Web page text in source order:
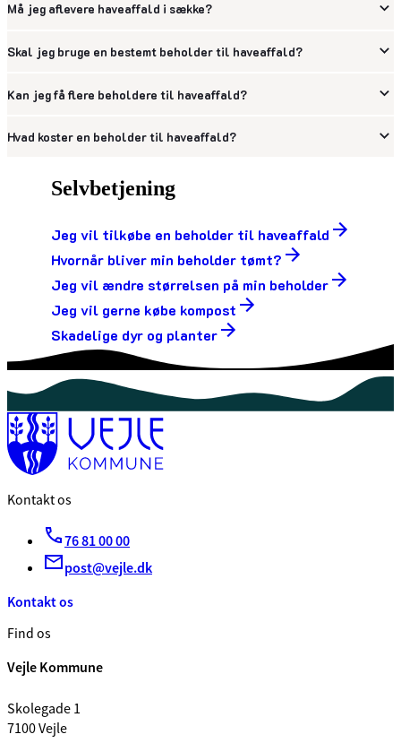
Må jeg aflevere haveaffald i sække?
Skal jeg bruge en bestemt beholder til haveaffald?
Kan jeg få flere beholdere til haveaffald?
Hvad koster en beholder til haveaffald?
Selvbetjening
Jeg vil tilkøbe en beholder til haveaffald
Hvornår bliver min beholder tømt?
Jeg vil ændre størrelsen på min beholder
Jeg vil gerne købe kompost
Skadelige dyr og planter
Kontakt os
76 81 00 00
post@vejle.dk
Kontakt os
Find os
Vejle Kommune
Skolegade 1
7100 Vejle